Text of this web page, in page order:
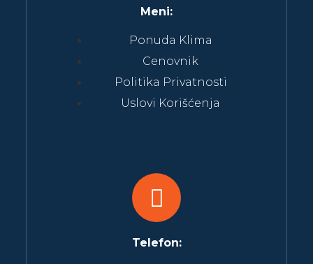
Meni:
Ponuda Klima
Cenovnik
Politika Privatnosti
Uslovi Korišćenja
Telefon: